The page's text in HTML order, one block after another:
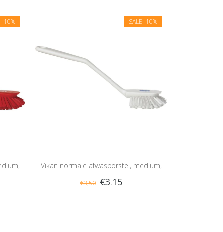
-10% SALE -10%
Vikan normale afwasborstel, medium,
€3,50 €3,15